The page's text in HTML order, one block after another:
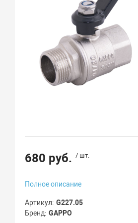
680 руб. / шт.
Полное описание
Артикул G227.05
Бренд GAPPO